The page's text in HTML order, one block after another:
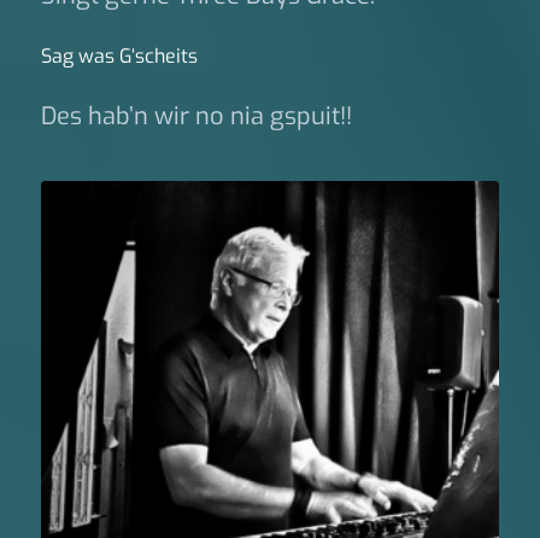
Sag was G‘scheits
Des hab’n wir no nia gspuit!!